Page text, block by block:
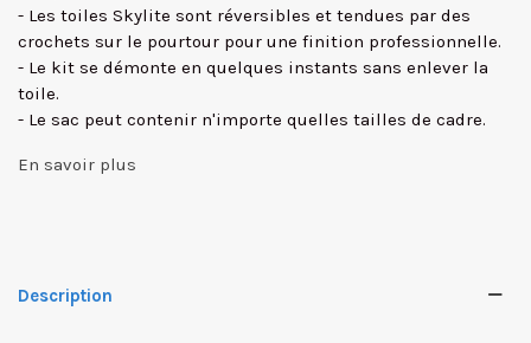
- Les toiles Skylite sont réversibles et tendues par des
crochets sur le pourtour pour une finition professionnelle.
- Le kit se démonte en quelques instants sans enlever la
toile.
- Le sac peut contenir n'importe quelles tailles de cadre.
En savoir plus
Description